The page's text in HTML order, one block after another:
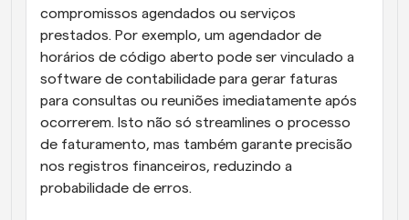
compromissos agendados ou serviços
prestados. Por exemplo, um agendador de
horários de código aberto pode ser vinculado a
software de contabilidade para gerar faturas
para consultas ou reuniões imediatamente após
ocorrerem. Isto não só streamlines o processo
de faturamento, mas também garante precisão
nos registros financeiros, reduzindo a
probabilidade de erros.